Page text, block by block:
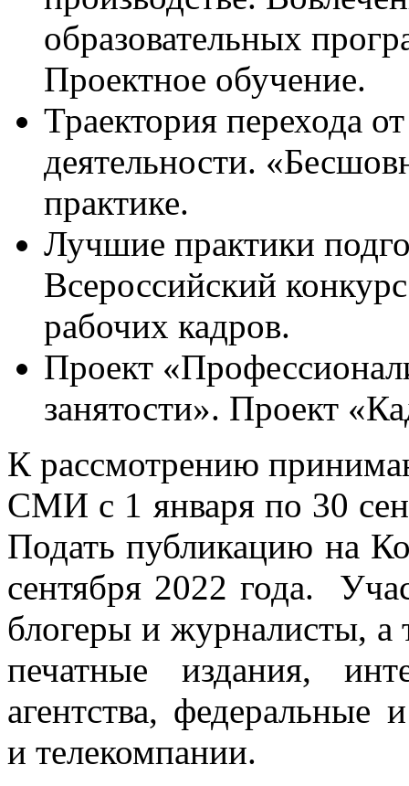
образовательных
Проектное обучение.
Траектория перехода
деятельности.
практике.
Лучшие практики
Всероссийский
рабочих кадров.
Проект
занятости». Проект
К рассмотрению
СМИ с 1 января по 30
Подать публикацию на
сентября 2022 года.
блогеры и журналисты,
печатные издания,
агентства, федеральные
и телекомпании.